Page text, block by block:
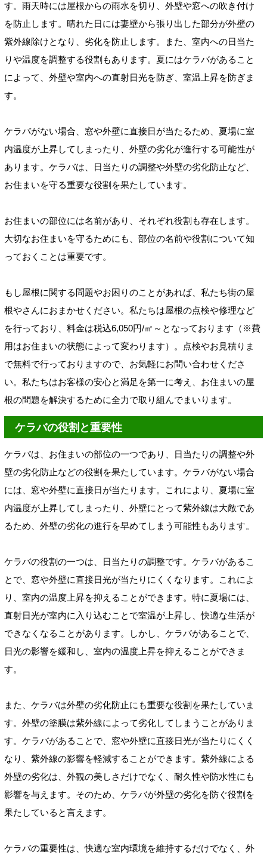
す。雨天時には屋根からの雨水を切り、外壁や窓への吹き付け
を防止します。晴れた日には妻壁から張り出した部分が外壁の
紫外線除けとなり、劣化を防止します。また、室内への日当た
りや温度を調整する役割もあります。夏にはケラバがあること
によって、外壁や室内への直射日光を防ぎ、室温上昇を防ぎま
す。
ケラバがない場合、窓や外壁に直接日が当たるため、夏場に室
内温度が上昇してしまったり、外壁の劣化が進行する可能性が
あります。ケラバは、日当たりの調整や外壁の劣化防止など、
お住まいを守る重要な役割を果たしています。
お住まいの部位には名前があり、それぞれ役割も存在します。
大切なお住まいを守るためにも、部位の名前や役割について知
っておくことは重要です。
もし屋根に関する問題やお困りのことがあれば、私たち街の屋
根やさんにおまかせください。私たちは屋根の点検や修理など
を行っており、料金は税込6,050円/㎡～となっております（※費
用はお住まいの状態によって変わります）。点検やお見積りま
で無料で行っておりますので、お気軽にお問い合わせくださ
い。私たちはお客様の安心と満足を第一に考え、お住まいの屋
根の問題を解決するために全力で取り組んでまいります。
ケラバの役割と重要性
ケラバは、お住まいの部位の一つであり、日当たりの調整や外
壁の劣化防止などの役割を果たしています。ケラバがない場合
には、窓や外壁に直接日が当たります。これにより、夏場に室
内温度が上昇してしまったり、外壁にとって紫外線は大敵であ
るため、外壁の劣化の進行を早めてしまう可能性もあります。
ケラバの役割の一つは、日当たりの調整です。ケラバがあるこ
とで、窓や外壁に直接日光が当たりにくくなります。これによ
り、室内の温度上昇を抑えることができます。特に夏場には、
直射日光が室内に入り込むことで室温が上昇し、快適な生活が
できなくなることがあります。しかし、ケラバがあることで、
日光の影響を緩和し、室内の温度上昇を抑えることができま
す。
また、ケラバは外壁の劣化防止にも重要な役割を果たしていま
す。外壁の塗膜は紫外線によって劣化してしまうことがありま
す。ケラバがあることで、窓や外壁に直接日光が当たりにくく
なり、紫外線の影響を軽減することができます。紫外線による
外壁の劣化は、外観の美しさだけでなく、耐久性や防水性にも
影響を与えます。そのため、ケラバが外壁の劣化を防ぐ役割を
果たしていると言えます。
ケラバの重要性は、快適な室内環境を維持するだけでなく、外